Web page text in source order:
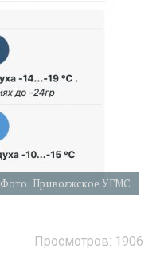
Фото: Приволжское УГМС
Просмотров: 1906